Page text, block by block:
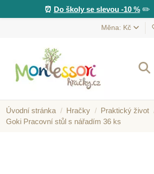
⏰ Do školy se slevou -10 %✏️
Měna: Kč
Úvodní stránka Hračky Praktický život
Goki Pracovní stůl s nářadím 36 ks